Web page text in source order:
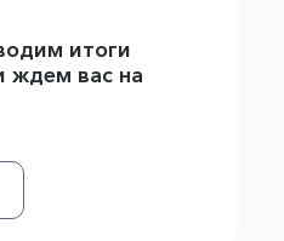
итоги
ждем вас на